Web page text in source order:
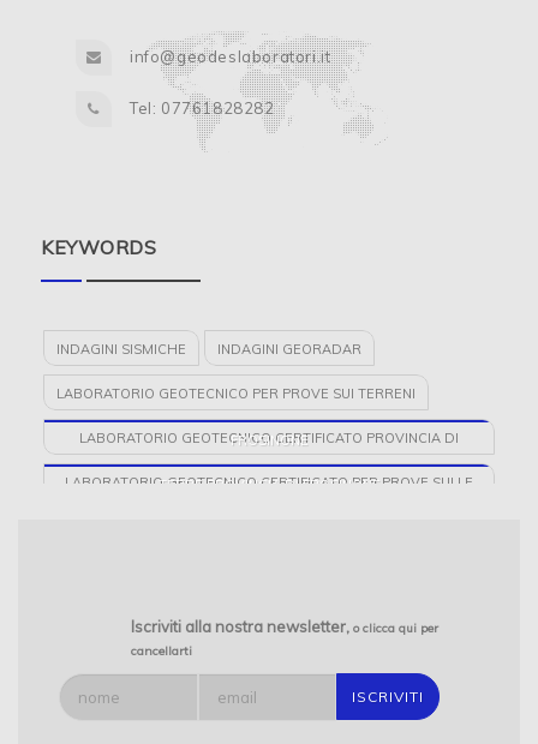
info@geodeslaboratori.it
Tel: 07761828282
KEYWORDS
INDAGINI SISMICHE INDAGINI GEORADAR
LABORATORIO GEOTECNICO PER PROVE SUI TERRENI
LABORATORIO GEOTECNICO CERTIFICATO PROVINCIA DI
FROSINONE
LABORATORIO GEOTECNICO CERTIFICATO PER PROVE SULLE
SONDAGGI E PROVE DI LABORATORIO GEOTECNICO
GEODES LABORATORI
INDAGINI GEOELETTRICHE PROVINCIA DI FROSINONE
Iscriviti alla nostra newsletter, o clicca qui per
cancellarti